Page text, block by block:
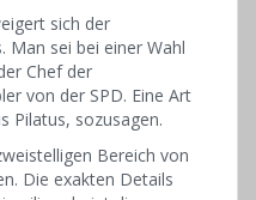
sich der
Man sei bei einer Wahl
Chef der
von der SPD. Eine Art
Pilatus, sozusagen.
Bereich von
Die exakten Details